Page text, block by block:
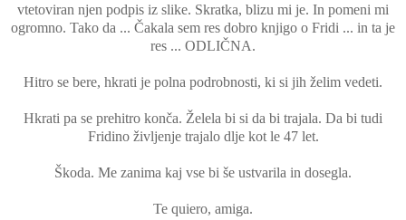
vtetoviran njen podpis iz slike. Skratka, blizu mi je. In pomeni mi
ogromno. Tako da ... Čakala sem res dobro knjigo o Fridi ... in ta je
res ... ODLIČNA.
Hitro se bere, hkrati je polna podrobnosti, ki si jih želim vedeti.
Hkrati pa se prehitro konča. Želela bi si da bi trajala. Da bi tudi
Fridino življenje trajalo dlje kot le 47 let.
Škoda. Me zanima kaj vse bi še ustvarila in dosegla.
Te quiero, amiga.